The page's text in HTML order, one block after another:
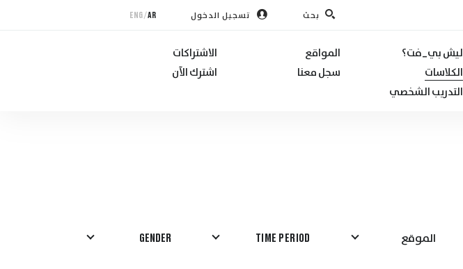
بحث تسجيل الدخول AR
/
ENG
ليش بي_فت؟ المواقع
الاشتراكات
الكلاسات
سجل معنا
اشترك الآن
التدريب الشخصي
الموقع GENDER